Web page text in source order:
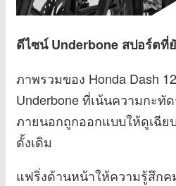
ดีไซน์ Underbone สปอร์ตที่
ภาพรวมของ Honda Dash
Underbone ที่เน้นความกะทั
ภายนอกถูกออกแบบให้ดูเฉีย
ดั้งเดิม
แฟริ่งด้านหน้าให้ความรู้สึกค